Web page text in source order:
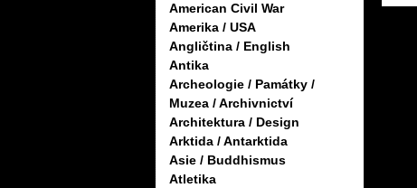
American Civil War
Amerika / USA
Angličtina / English
Antika
Archeologie / Památky /
Muzea / Archivnictví
Architektura / Design
Arktida / Antarktida
Asie / Buddhismus
Atletika